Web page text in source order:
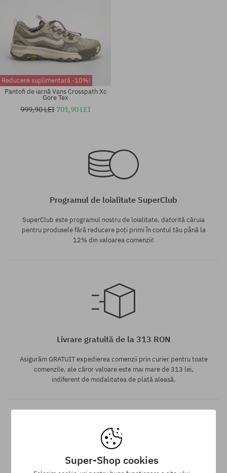
Reducere suplimentară -10%!
Pantofi de iarnă Vans Crosspath Xc
Gore Tex
999,90 LEI 701,90 LEI
Programul de loialitate SuperClub
SuperClub este programul nostru de loialitate, datorită căruia
pentru produsele fără reducere poți primi în contul tău până la
12% din valoarea comenzii!
Livrare gratuită de la 313 RON
Asigurăm GRATUIT expedierea comenzii prin curier pentru toate
comenzile, ale căror valoare este mai mare de 313 lei,
indiferent de modalitatea de plată aleasă.
Super-Shop cookies